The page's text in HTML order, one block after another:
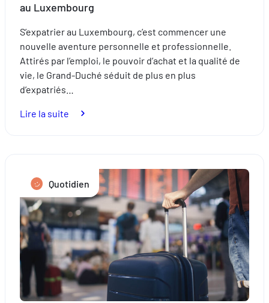
au Luxembourg
S’expatrier au Luxembourg, c’est commencer une
nouvelle aventure personnelle et professionnelle.
Attirés par l’emploi, le pouvoir d’achat et la qualité de
vie, le Grand-Duché séduit de plus en plus
d’expatriés…
Lire la suite
son
installation
au
Luxembourg
Quotidien